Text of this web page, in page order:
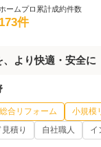
ホームプロ累計成約件数
173件
より快適・安全に
総合リフォーム
小規模
積り 自社職人
イ